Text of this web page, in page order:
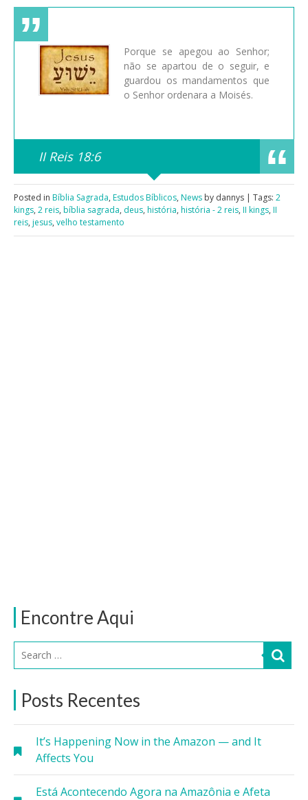
Encontre Aqui
Posts Recentes
It’s Happening Now in the Amazon — and It
Affects You
Está Acontecendo Agora na Amazônia e Afeta
Porque se apegou ao Senhor;
não se apartou de o seguir, e
guardou os mandamentos que
o Senhor ordenara a Moisés.
II Reis 18:6
Posted in Bíblia Sagrada, Estudos Bíblicos, News by dannys | Tags: 2
kings, 2 reis, bíblia sagrada, deus, história, história - 2 reis, II kings, II
reis, jesus, velho testamento